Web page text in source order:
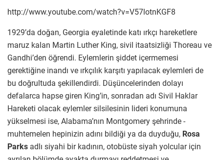
http://www.youtube.com/watch?v=V57lotnKGF8
1929’da doğan, Georgia eyaletinde katı ırkçı hareketlere
maruz kalan Martin Luther King, sivil itaatsizliği Thoreau ve
Gandhi’den öğrendi. Eylemlerin şiddet içermemesi
gerektiğine inandı ve ırkçılık karşıtı yapılacak eylemleri de
bu doğrultuda şekillendirdi. Düşüncelerinden dolayı
defalarca hapse giren King’in, sonradan adı Sivil Haklar
Hareketi olacak eylemler silsilesinin lideri konumuna
yükselmesi ise, Alabama’nın Montgomery şehrinde -
muhtemelen hepinizin adını bildiği ya da duyduğu, Rosa
Parks adlı siyahi bir kadının, otobüste siyah yolcular için